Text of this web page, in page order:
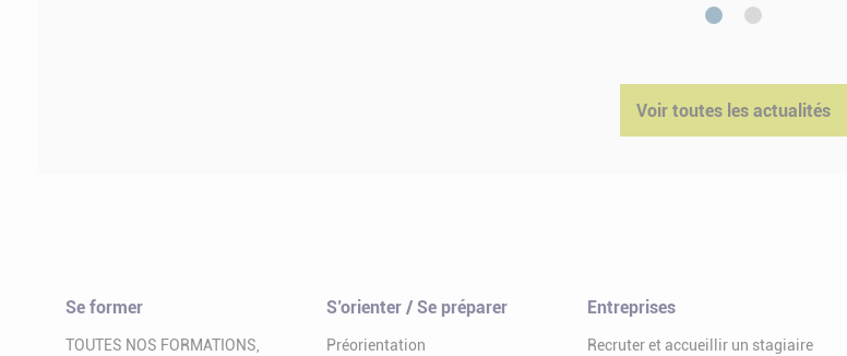
Voir toutes les actualités
Se former
TOUTES NOS FORMATIONS,
S’orienter / Se préparer
Préorientation
Entreprises
Recruter et accueillir un stagiaire